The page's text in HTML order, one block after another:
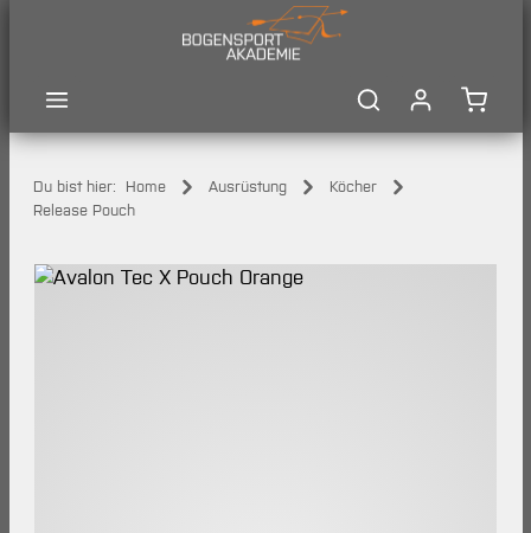
Du bist hier: Home Ausrüstung
Köcher
Release Pouch
Bildergalerie überspringen